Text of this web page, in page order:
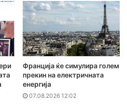
Франција ќе симулира голем
прекин на електричната
енергија
07.08.2026 12:02